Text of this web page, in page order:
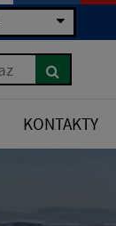
KONTAKTY